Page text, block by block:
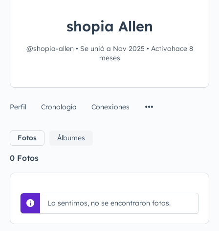
shopia Allen
@shopia-allen • Se unió a Nov 2025 • Activohace 8
meses
Perfil Cronología Conexiones
Fotos Álbumes
0 Fotos
Lo sentimos, no se encontraron fotos.